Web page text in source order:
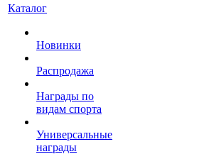
Каталог
Новинки
Распродажа
Награды по
видам спорта
Универсальные
награды